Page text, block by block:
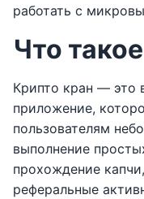
работать с
Что
Крипто кран — это
приложение,
пользователям
выполнение
прохождение
реферальные